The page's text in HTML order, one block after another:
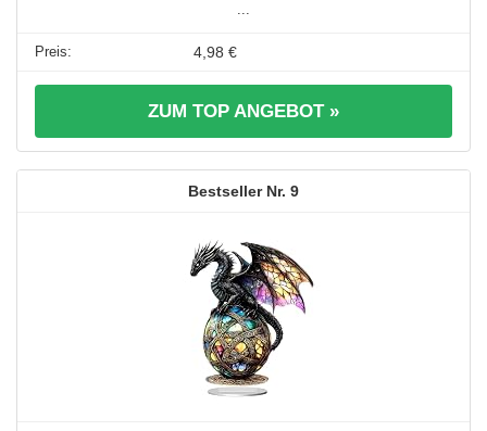
...
4,98 €
ZUM TOP ANGEBOT »
9